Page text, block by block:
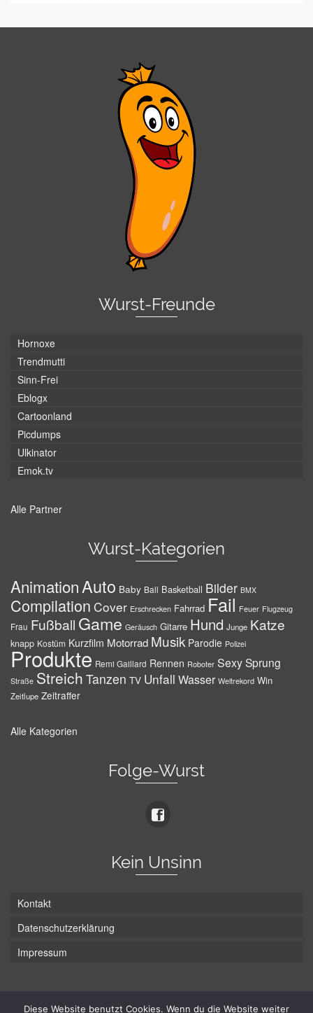
Wurst-Freunde
Hornoxe
Trendmutti
Sinn-Frei
Eblogx
Cartoonland
Picdumps
Ulkinator
Emok.tv
Alle Partner
Wurst-Kategorien
AnimationAuto Baby Ball Basketball Bilder BMX
Compilation Cover Erschrecken Fahrrad Fail Feuer Flugzeug
Frau Fußball Game Geräusch Gitarre Hund Junge Katze
knapp Kostüm Kurzfilm Motorrad Musik Parodie Polizei
Produkte Remi Gaillard Rennen Roboter SexySprung
Straße Streich Tanzen TV Unfall Wasser Weltrekord Win
Zeitlupe Zeitraffer
Alle Kategorien
Folge-Wurst
Kein Unsinn
Kontakt
Datenschutzerklärung
Impressum
Diese Website benutzt Cookies. Wenn du die Website weiter